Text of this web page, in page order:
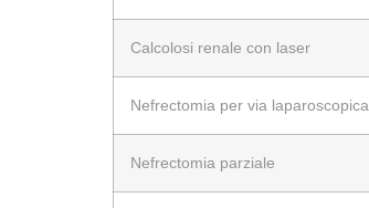
Calcolosi renale con laser
Nefrectomia per via laparoscopica
Nefrectomia parziale